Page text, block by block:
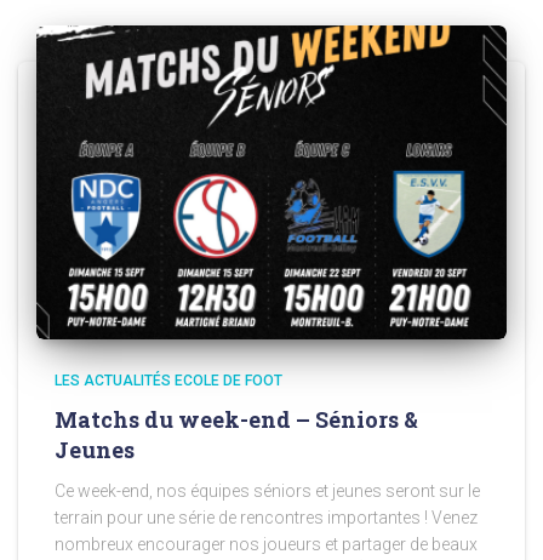
LES ACTUALITÉS ECOLE DE FOOT
Matchs du week-end – Séniors &
Jeunes
Ce week-end, nos équipes séniors et jeunes seront sur le
terrain pour une série de rencontres importantes ! Venez
nombreux encourager nos joueurs et partager de beaux